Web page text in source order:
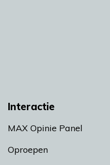
Interactie
MAX Opinie Panel
Oproepen